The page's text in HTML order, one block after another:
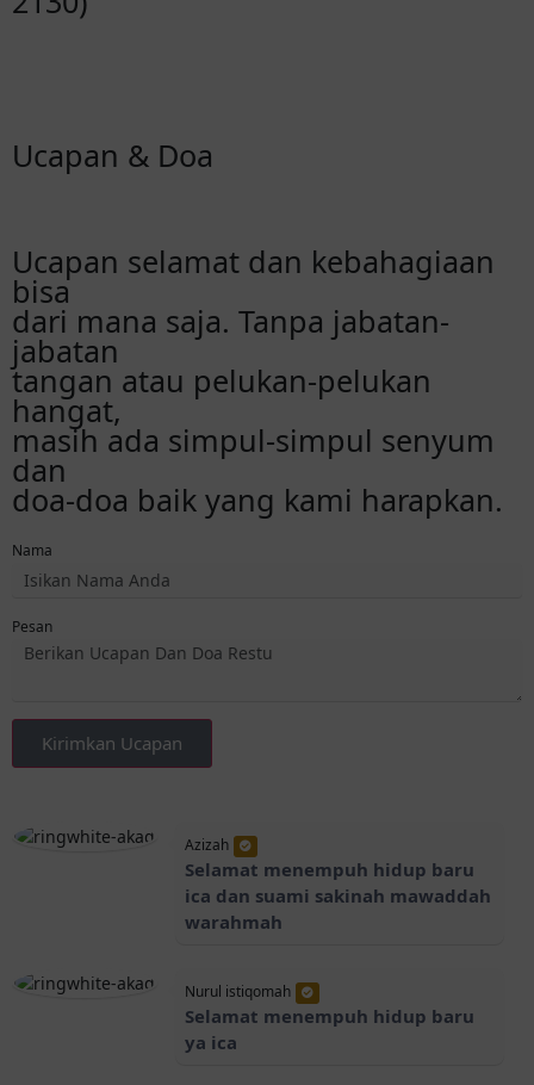
Ucapan & Doa
Ucapan selamat dan kebahagiaan
bisa
dari mana saja. Tanpa jabatan-
jabatan
tangan atau pelukan-pelukan
hangat,
masih ada simpul-simpul senyum
dan
doa-doa baik yang kami harapkan.
Nama
Pesan
Kirimkan Ucapan
Azizah
Selamat menempuh hidup baru
ica dan suami sakinah mawaddah
warahmah
Nurul istiqomah
Selamat menempuh hidup baru
ya ica